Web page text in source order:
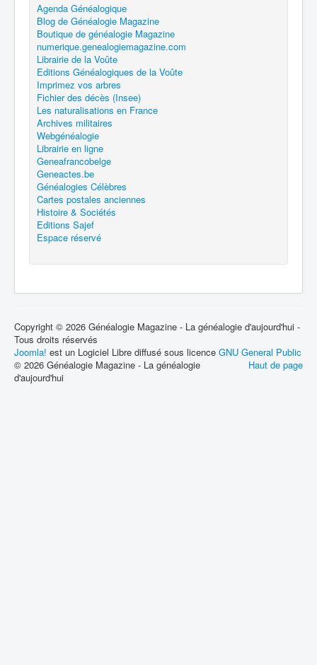
Agenda Généalogique
Blog de Généalogie Magazine
Boutique de généalogie Magazine
numerique.genealogiemagazine.com
Librairie de la Voûte
Editions Généalogiques de la Voûte
Imprimez vos arbres
Fichier des décès (Insee)
Les naturalisations en France
Archives militaires
Webgénéalogie
Librairie en ligne
Geneafrancobelge
Geneactes.be
Généalogies Célèbres
Cartes postales anciennes
Histoire & Sociétés
Editions Sajef
Espace réservé
Copyright © 2026 Généalogie Magazine - La généalogie d'aujourd'hui -
Tous droits réservés
Joomla! est un Logiciel Libre diffusé sous licence GNU General Public
Haut de page
© 2026 Généalogie Magazine - La généalogie
d'aujourd'hui